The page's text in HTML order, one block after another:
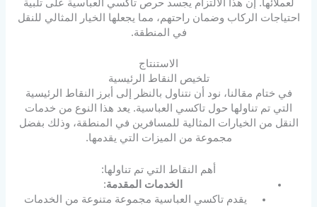
لعملائها. إن هذا الالتزام يجسد حرص تاكسي العباسية على تلبية
احتياجات الركاب وضمان راحتهم، مما يجعلها الخيار المثالي للنقل
في المنطقة.
الاستنتاج
تلخيص النقاط الرئيسية
في ختام مقالنا، نود أن نتناول بالنظر إلى أبرز النقاط الرئيسية
التي تم تناولها حول تاكسي العباسية. يعد هذا النوع من خدمات
النقل من الخيارات المثالية للمسافرين في المنطقة، وذلك بفضل
مجموعة من الميزات التي يقدمها.
أهم النقاط التي تم تناولها:
الخدمات المقدمة:
يقدم تاكسي العباسية مجموعة متنوعة من الخدمات